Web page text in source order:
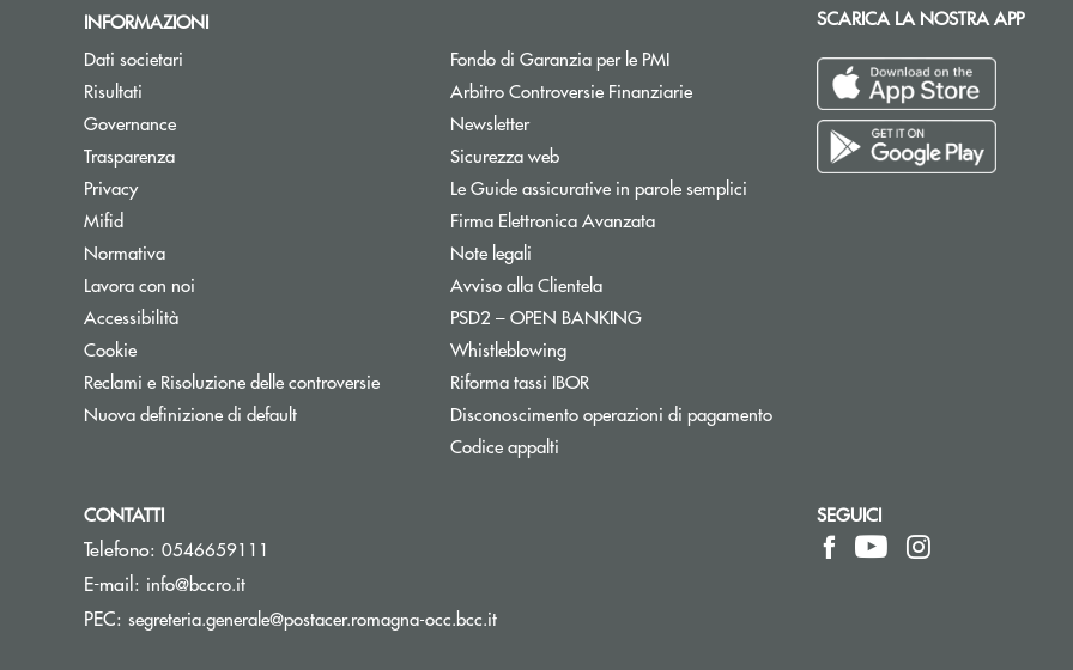
INFORMAZIONI
Dati societari
Risultati
Governance
Trasparenza
Privacy
Mifid
Normativa
Lavora con noi
Accessibilità
Cookie
Reclami e Risoluzione delle controversie
Nuova definizione di default
Fondo di Garanzia per le PMIApre una nuova finestra
Arbitro Controversie FinanziarieApre una nuova finestra
NewsletterApre una nuova finestra
Sicurezza web
Le Guide assicurative in parole semplici
Firma Elettronica Avanzata
Note legali
Avviso alla Clientela
PSD2 – OPEN BANKINGApre una nuova finestra
WhistleblowingApre una nuova finestra
Riforma tassi IBOR
Disconoscimento operazioni di pagamento
Codice appalti
SCARICA LA NOSTRA APP
CONTATTI
Telefono: 0546659111
E-mail: info@bccro.it(si apre l’app di posta elettronica)
PEC: segreteria.generale@postacer.romagna-occ.bcc.it(si apre l’app di posta elettronica)
SEGUICI